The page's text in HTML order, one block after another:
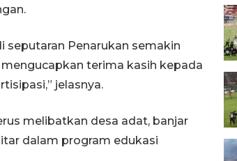
seputaran Penarukan semakin
terima kasih kepada
jelasnya.
melibatkan desa adat, banjar
dalam program edukasi